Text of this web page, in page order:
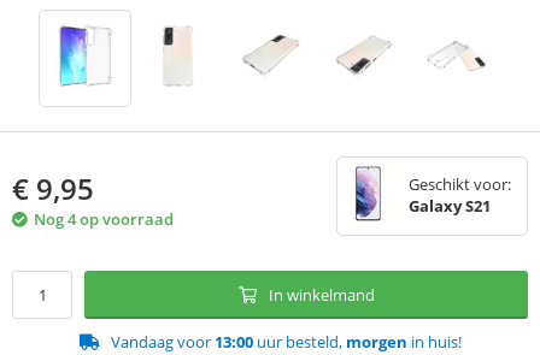
€ 9,95
Nog 4 op voorraad
Geschikt voor:
Galaxy S21
In winkelmand
Vandaag voor 13:00uur besteld, morgen in huis!